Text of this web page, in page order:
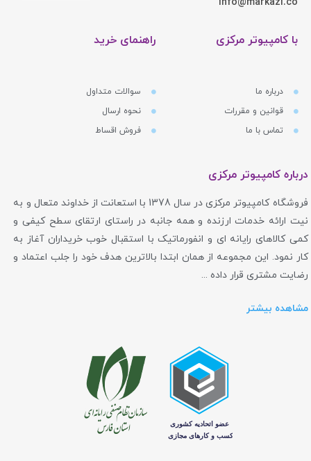
با کامپیوتر مرکزی
درباره ما
قوانین و مقررات
تماس با ما
راهنمای خرید
سوالات متداول
نحوه ارسال
فروش اقساط
درباره کامپیوتر مرکزی
فروشگاه کامپیوتر مرکزی در سال 1378 با استعانت از خداوند متعال و به
نیت ارائه خدمات ارزنده و همه جانبه در راستای ارتقای سطح کیفی و
کمی کالاهای رایانه ای و انفورماتیک با استقبال خوب خریداران آغاز به
کار نمود. این مجموعه از همان ابتدا بالاترین هدف خود را جلب اعتماد و
رضایت مشتری قرار داده ...
مشاهده بیشتر